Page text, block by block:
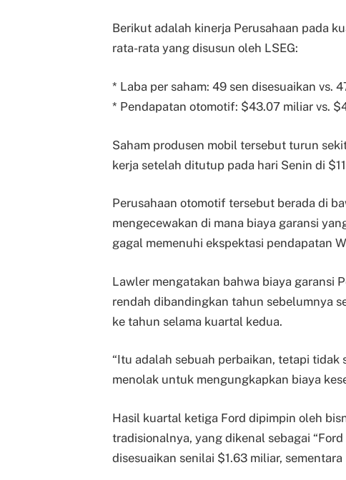
Berikut adalah kinerja Perusahaan pada
rata-rata yang disusun oleh LSEG:
* Laba per saham: 49 sen disesuaikan vs.
* Pendapatan otomotif: $43.07 miliar vs.
Saham produsen mobil tersebut turun
kerja setelah ditutup pada hari Senin di
Perusahaan otomotif tersebut berada di
mengecewakan di mana biaya garansi
gagal memenuhi ekspektasi pendapatan
Lawler mengatakan bahwa biaya garansi
rendah dibandingkan tahun sebelumnya
ke tahun selama kuartal kedua.
“Itu adalah sebuah perbaikan, tetapi tidak
menolak untuk mengungkapkan biaya
Hasil kuartal ketiga Ford dipimpin oleh
tradisionalnya, yang dikenal sebagai
disesuaikan senilai $1.63 miliar,